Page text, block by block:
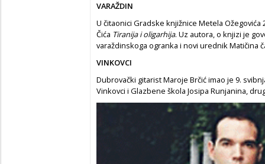
VARAŽDIN
U čitaonici Gradske knjižnice Metela
Čića Tiranija i oligarhija. Uz autora, o knjizi je
varaždinskoga ogranka i novi urednik Matičina
VINKOVCI
Dubrovački gitarist Maroje Brčićimao je 9.
Vinkovci i Glazbene škola Josipa Runjanina,